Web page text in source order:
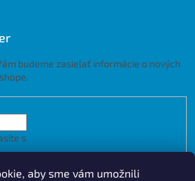
aby sme vám umožnili
budeme zasielať informácie o nových
s